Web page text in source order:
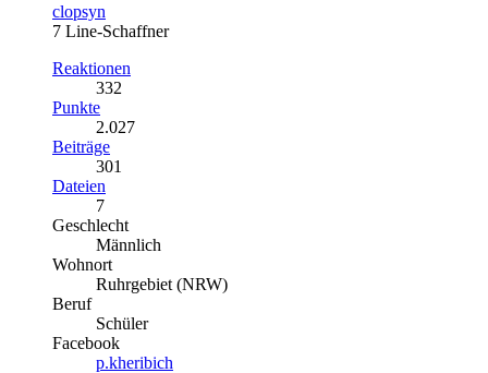
clopsyn
7 Line-Schaffner
Reaktionen
332
Punkte
2.027
Beiträge
301
Dateien
7
Geschlecht
Männlich
Wohnort
Ruhrgebiet (NRW)
Beruf
Schüler
Facebook
p.kheribich